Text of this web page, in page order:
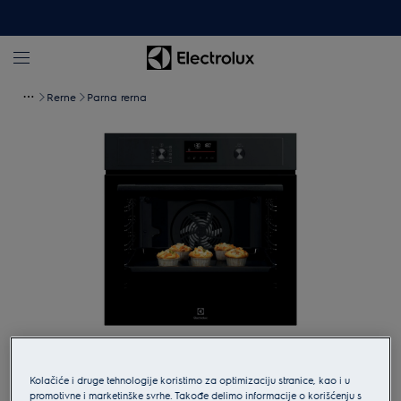
Rerne Parna rerna
Kolačiće i druge tehnologije koristimo za optimizaciju stranice, kao i u
promotivne i marketinške svrhe. Takođe delimo informacije o korišćenju s